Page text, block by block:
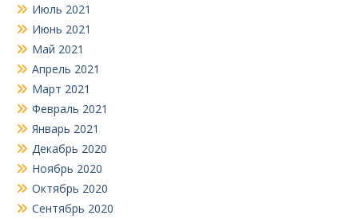
Июль 2021
Июнь 2021
Май 2021
Апрель 2021
Март 2021
Февраль 2021
Январь 2021
Декабрь 2020
Ноябрь 2020
Октябрь 2020
Сентябрь 2020